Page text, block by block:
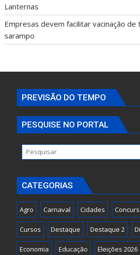
Lanternas
Empresas devem facilitar vacinação
sarampo
PREVISÃO DO TEMPO
PESQUISE NO PORTAL
CATEGORIAS
Agro Carnaval Cidades
Cursos Destaque Destaque 2
Economia Educação Eleições 2026